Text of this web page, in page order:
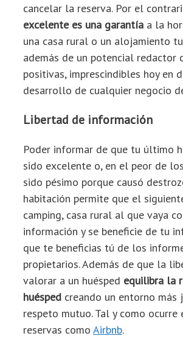
cancelar la reserva. Por el
excelente es una garantía a la
una casa rural o un alojamiento
además de un potencial redactor
positivas, imprescindibles hoy en
desarrollo de cualquier negocio
Libertad de información
Poder informar de que tu último
sido excelente o, en el peor de
sido pésimo porque causó
habitación permite que el
camping, casa rural al que vaya
información y se beneficie de tu
que te beneficias tú de los
propietarios. Además de que la
valorar a un huésped equilibra la
huésped creando un entorno más
respeto mutuo. Tal y como
reservas como Airbnb.